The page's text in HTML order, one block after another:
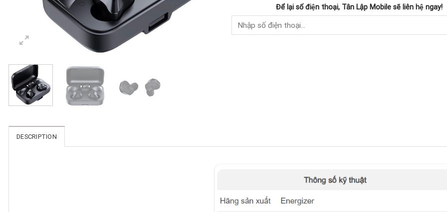
Để lại số điện thoại, Tân Lập Mobile sẽ liên hệ ngay!
DESCRIPTION